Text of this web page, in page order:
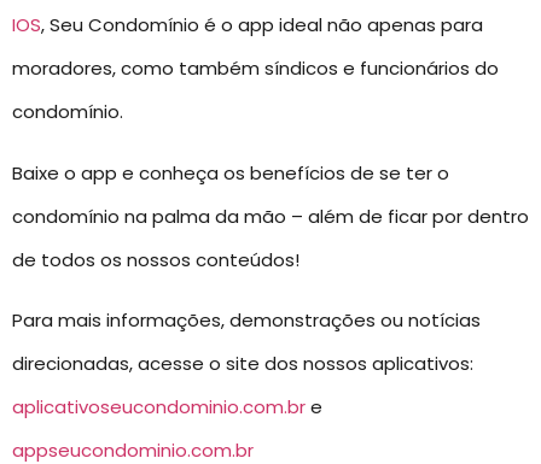
IOS, Seu Condomínio é o app ideal não apenas para
moradores, como também síndicos e funcionários do
condomínio.
Baixe o app e conheça os benefícios de se ter o
condomínio na palma da mão – além de ficar por dentro
de todos os nossos conteúdos!
Para mais informações, demonstrações ou notícias
direcionadas, acesse o site dos nossos aplicativos:
aplicativoseucondominio.com.bre
appseucondominio.com.br